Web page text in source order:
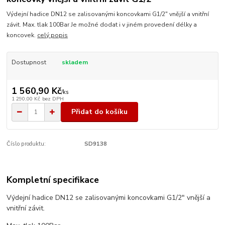
Výdejní hadice DN12 se zalisovanými koncovkami G1/2" vnější a vnitřní
závit. Max. tlak 100Bar Je možné dodat i v jiném provedení délky a
koncovek. celý popis
Dostupnost skladem
1 560,90 Kč/ks
1 290,00 Kč bez DPH
Přidat do košíku
Číslo produktu: SD9138
Kompletní specifikace
Výdejní hadice DN12 se zalisovanými koncovkami G1/2" vnější a
vnitřní závit.